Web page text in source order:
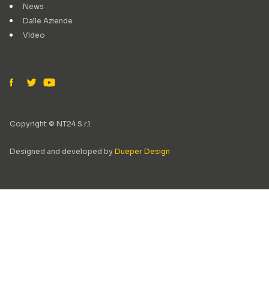
News
Dalle Aziende
Video
Copyright © NT24 S.r.l.
Designed and developed by Dueper Design